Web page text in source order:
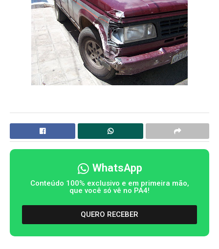
WhatsApp
Conteúdo 100% exclusivo e em primeira mão,
que você só vê no PA4!
QUERO RECEBER